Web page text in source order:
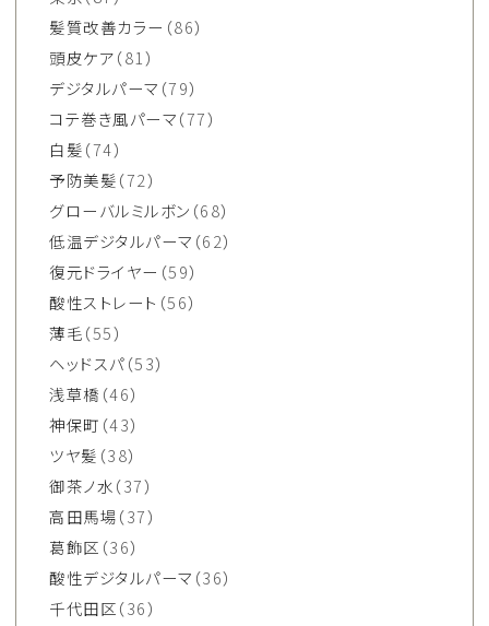
髪質改善カラー （86）
頭皮ケア（81）
デジタルパーマ （79）
コテ巻き風パーマ（77）
白髪（74）
予防美髪（72）
グローバルミルボン （68）
低温デジタルパーマ （62）
復元ドライヤー （59）
酸性ストレート （56）
薄毛（55）
ヘッドスパ（53）
浅草橋 （46）
神保町 （43）
ツヤ髪 （38）
御茶ノ水（37）
高田馬場（37）
葛飾区 （36）
酸性デジタルパーマ （36）
千代田区（36）